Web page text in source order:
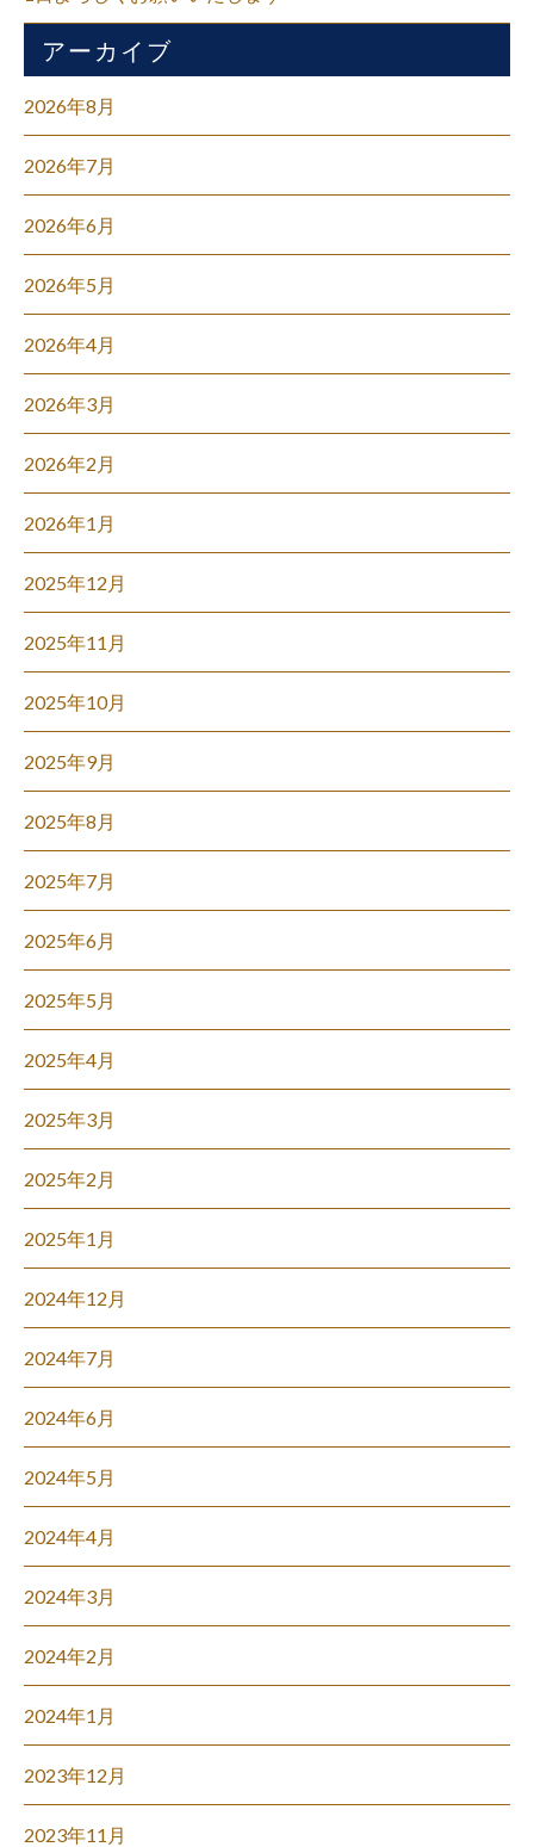
アーカイブ
2026年8月
2026年7月
2026年6月
2026年5月
2026年4月
2026年3月
2026年2月
2026年1月
2025年12月
2025年11月
2025年10月
2025年9月
2025年8月
2025年7月
2025年6月
2025年5月
2025年4月
2025年3月
2025年2月
2025年1月
2024年12月
2024年7月
2024年6月
2024年5月
2024年4月
2024年3月
2024年2月
2024年1月
2023年12月
2023年11月